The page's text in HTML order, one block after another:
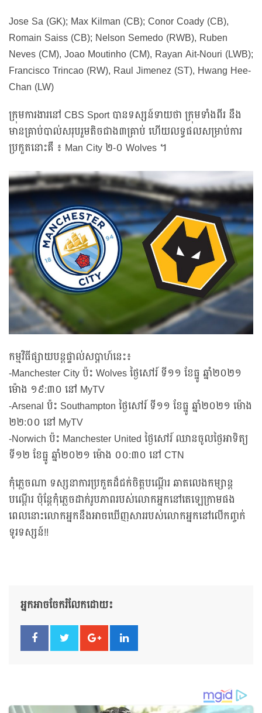
Jose Sa (GK); Max Kilman (CB); Conor Coady (CB),
Romain Saiss (CB); Nelson Semedo (RWB), Ruben
Neves (CM), Joao Moutinho (CM), Rayan Ait-Nouri (LWB);
Francisco Trincao (RW), Raul Jimenez (ST), Hwang Hee-
Chan (LW)
ក្រុមការងារនៅ CBS Sport បានទស្សន៍ទាយថា ក្រុមទាំងពីរ នឹង
មានគ្រាប់បាល់សរុបរួមតិចជាង៣គ្រាប់ ហើយលទ្ធផលសម្រាប់ការ
ប្រកួតនោះគឺ ៖ Man City ២-០ Wolves ។
កម្មវិធីផ្សាយបន្តផ្ទាល់សប្ដាហ៍នេះ៖
-Manchester City ប៉ះ Wolves ថ្ងៃសៅរ៍ ទី១១ ខែធ្នូ ឆ្នាំ២០២១
ម៉ោង ១៩:៣០ នៅ MyTV
-Arsenal ប៉ះ Southampton ថ្ងៃសៅរ៍ ទី១១ ខែធ្នូ ឆ្នាំ២០២១ ម៉ោង
២២:០០ នៅ MyTV
-Norwich ប៉ះ Manchester United ថ្ងៃសៅរ៍ ឈានចូលថ្ងៃអាទិត្យ
ទី១២ ខែធ្នូ ឆ្នាំ២០២១ ម៉ោង ០០:៣០ នៅ CTN
កុំភ្លេចណា ទស្សនាការប្រកួតដ៏ជក់ចិត្តបណ្តើរ ឆាតលេងកម្សាន្ត
បណ្តើរ ប៉ុន្តែកុំភ្លេចដាក់រូបភាពរបស់លោកអ្នកនៅតេឡេក្រាមផង
ពេលនោះលោកអ្នកនឹងអាចឃើញសាររបស់លោកអ្នកនៅលើកញ្ចក់
ទូរទស្សន៍!!
អ្នកអាចចែករំលែកដោយ៖